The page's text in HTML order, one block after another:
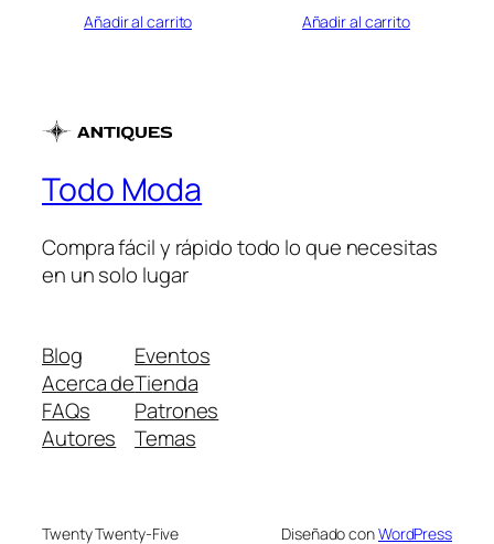
Añadir al carrito
Añadir al carrito
Todo Moda
Compra fácil y rápido todo lo que necesitas
en un solo lugar
Blog
Acerca de
FAQs
Autores
Eventos
Tienda
Patrones
Temas
Twenty Twenty-Five Diseñado conWordPress